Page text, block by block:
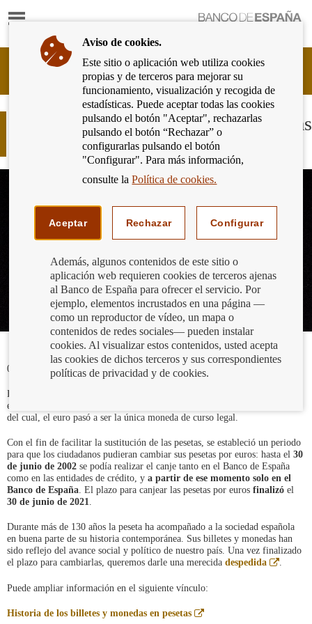
Mostrar
Ir
página
de
inicio
del
Banco
de
España
Cliente
Bancario
Banco
España
Eurosistema,
Finalizó el periodo de canje de pesetas
01/07/2021
El 1 de enero de 2002 entraron en circulación los billetes y monedas de
euro, conviviendo con las pesetas hasta el 28 de febrero, momento a partir
del cual, el euro pasó a ser la única moneda de curso legal.
Con el fin de facilitar la sustitución de las pesetas, se estableció un periodo
para que los ciudadanos pudieran cambiar sus pesetas por euros: hasta el 30
de junio de 2002 se podía realizar el canje tanto en el Banco de España
como en las entidades de crédito, y a partir de ese momento solo en el
Banco de España. El plazo para canjear las pesetas por euros finalizó el
30 de junio de 2021.
Durante más de 130 años la peseta ha acompañado a la sociedad española
en buena parte de su historia contemporánea. Sus billetes y monedas han
sido reflejo del avance social y político de nuestro país. Una vez finalizado
el plazo para cambiarlas, queremos darle una merecida despedida
Abre
.
Puede ampliar información en el siguiente vínculo:
Historia de los billetes y monedas en pesetas
Abre
Aviso de cookies.
Este sitio o aplicación web utiliza cookies
propias y de terceros para mejorar su
funcionamiento, visualización y recogida de
estadísticas. Puede aceptar todas las cookies
pulsando el botón "Aceptar", rechazarlas
pulsando el botón “Rechazar” o
configurarlas pulsando el botón
"Configurar". Para más información,
consulte laPolítica de cookies.
Aceptar Rechazar Configurar
Además, algunos contenidos de este sitio o
aplicación web requieren cookies de terceros ajenas
al Banco de España para ofrecer el servicio. Por
ejemplo, elementos incrustados en una página —
como un reproductor de vídeo, un mapa o
contenidos de redes sociales— pueden instalar
cookies. Al visualizar estos contenidos, usted acepta
las cookies de dichos terceros y sus correspondientes
políticas de privacidad y de cookies.